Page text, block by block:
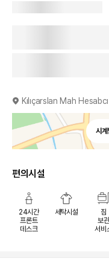
Kılıçarslan Mah
시
편의시설
24시간
프론트
데스크
세탁시설
짐
보관
서비